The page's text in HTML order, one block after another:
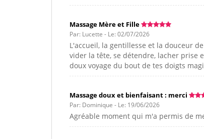
Massage Mère et Fille
Par: Lucette - Le: 02/07/2026
L'accueil, la gentillesse et la douceur
vider la tête, se détendre, lacher prise
doux voyage du bout de tes doigts
Massage doux et bienfaisant : merci
Par: Dominique - Le: 19/06/2026
Agréable moment qui m'a permis de